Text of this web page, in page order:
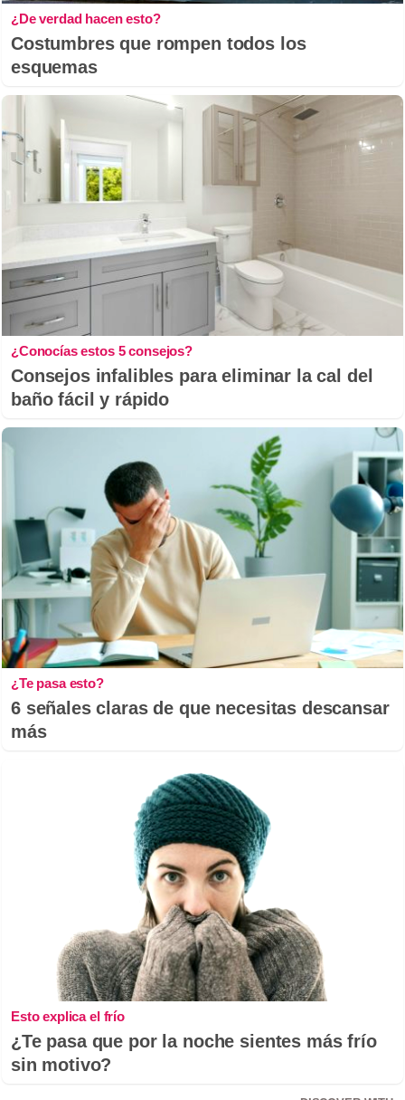
¿De verdad hacen esto?
Costumbres que rompen todos los
esquemas
¿Conocías estos 5 consejos?
Consejos infalibles para eliminar la cal del
baño fácil y rápido
¿Te pasa esto?
6 señales claras de que necesitas descansar
más
Esto explica el frío
¿Te pasa que por la noche sientes más frío
sin motivo?